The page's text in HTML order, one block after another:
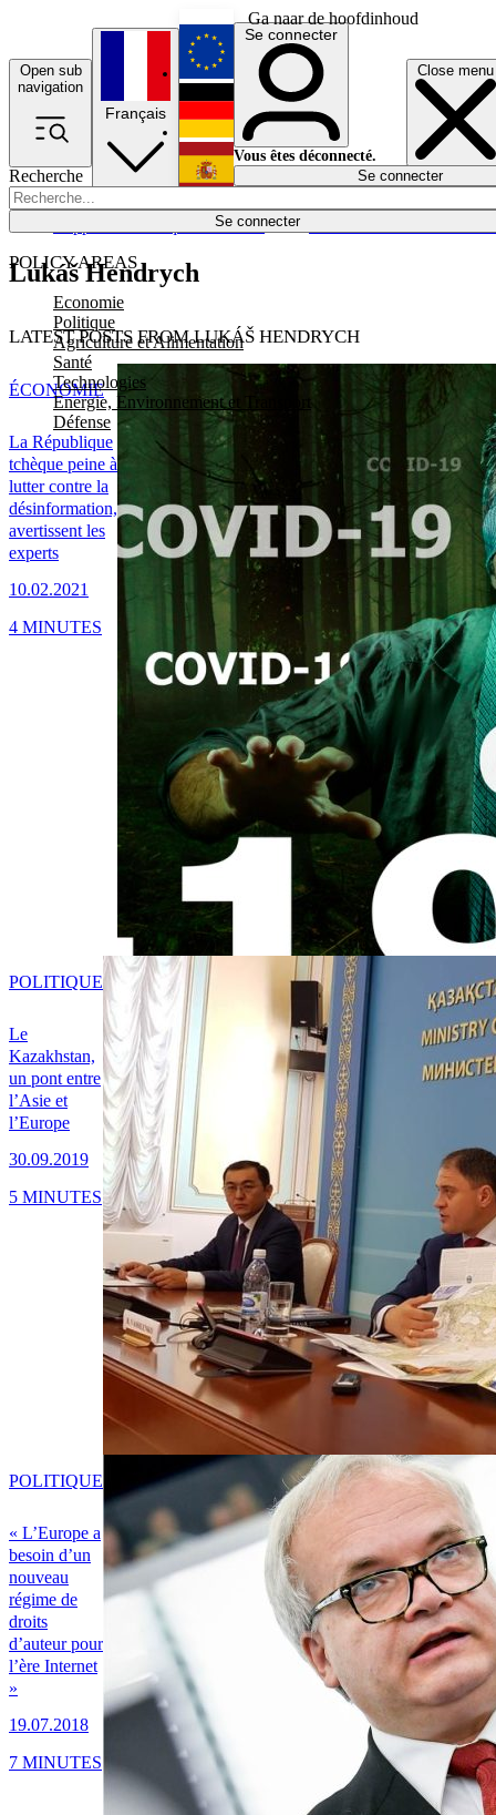
Ga naar de hoofdinhoud
Open sub
navigation
Close menu
Recherche
Se connecter
POLICY AREAS
Economie
Politique
Agriculture et Alimentation
Santé
Technologies
Energie, Environnement et Transport
Défense
Économie
Français
English
Deutsch
Español
Se connecter
Vous êtes déconnecté.
Se connecter
Lukáš Hendrych
LATEST POSTS FROM LUKÁŠ HENDRYCH
La République
tchèque peine à
lutter contre la
désinformation,
avertissent les
experts
10.02.2021
ÉCONOMIE
4 MINUTES
Le
Kazakhstan,
un pont entre
l’Asie et
l’Europe
30.09.2019
POLITIQUE
5 MINUTES
« L’Europe a
besoin d’un
nouveau
régime de
droits
d’auteur pour
l’ère Internet
»
19.07.2018
POLITIQUE
7 MINUTES